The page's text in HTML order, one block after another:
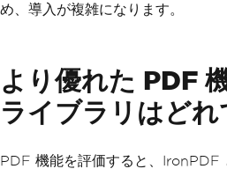
め、導入が複雑になります。
より優れた PDF
ライブラリはどれ
PDF 機能を評価すると、